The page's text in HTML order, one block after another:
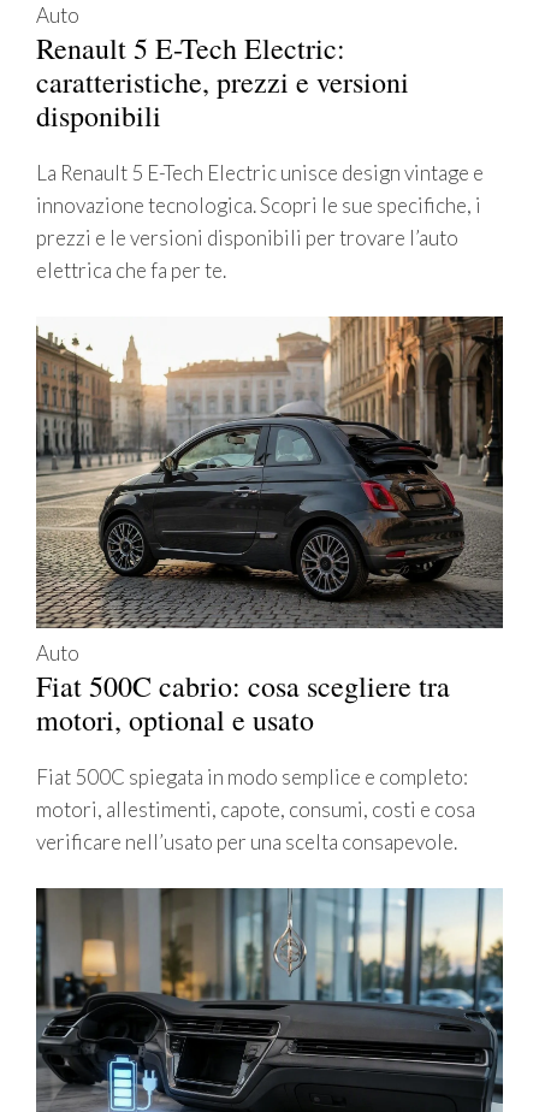
Auto
Renault 5 E-Tech Electric:
caratteristiche, prezzi e versioni
disponibili
La Renault 5 E-Tech Electric unisce design vintage e
innovazione tecnologica. Scopri le sue specifiche, i
prezzi e le versioni disponibili per trovare l’auto
elettrica che fa per te.
Auto
Fiat 500C cabrio: cosa scegliere tra
motori, optional e usato
Fiat 500C spiegata in modo semplice e completo:
motori, allestimenti, capote, consumi, costi e cosa
verificare nell’usato per una scelta consapevole.